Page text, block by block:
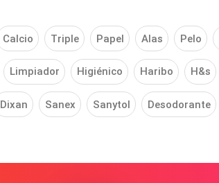
Calcio Triple Papel Alas Pelo
Limpiador Higiénico Haribo H&s
Dixan Sanex Sanytol Desodorante